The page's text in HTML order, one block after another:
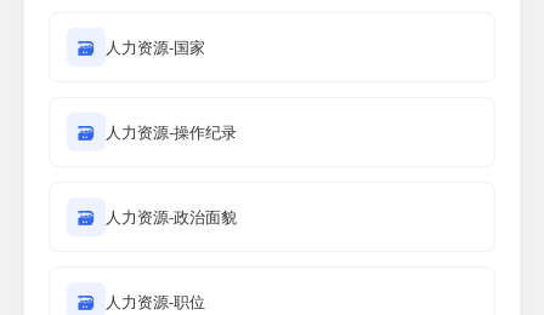
🗃 人力资源-国家
🗃 人力资源-操作纪录
🗃 人力资源-政治面貌
🗃 人力资源-职位